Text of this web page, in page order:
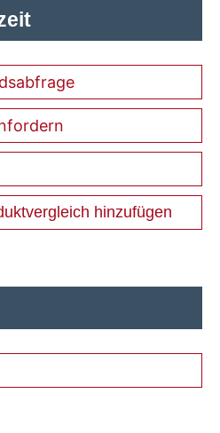
hinzufügen